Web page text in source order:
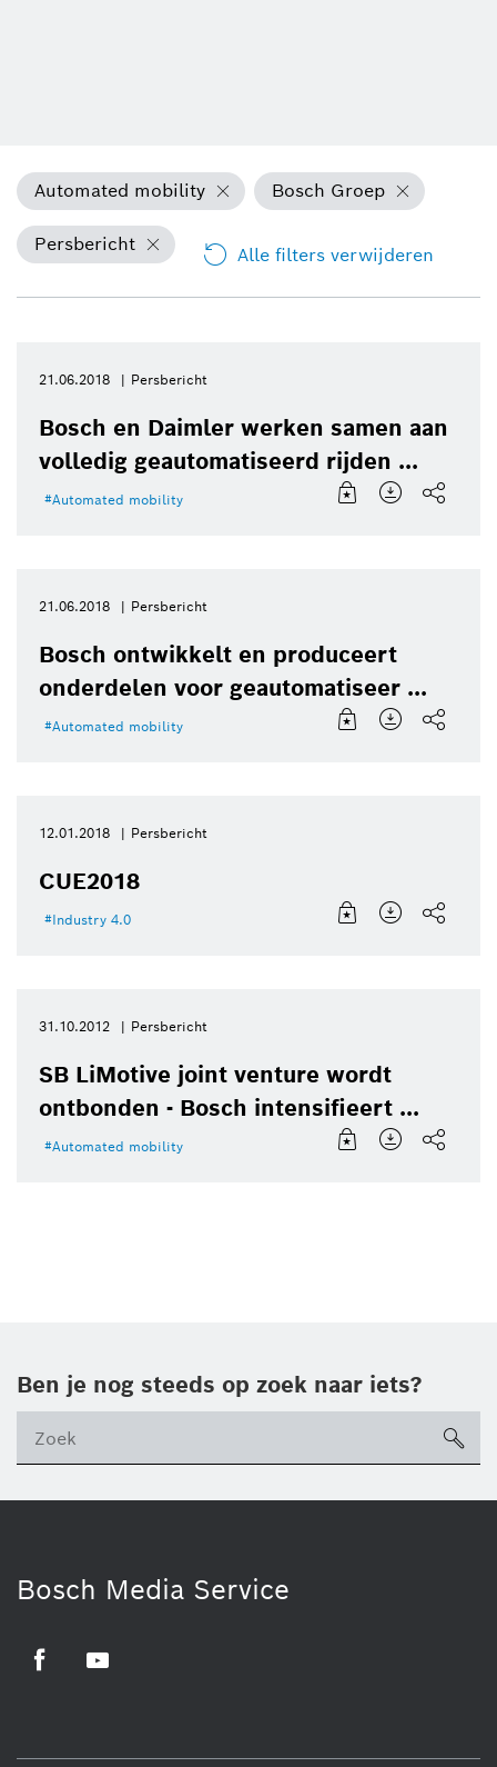
Automated mobility Bosch Groep
Persbericht Alle filters verwijderen
21.06.2018 Persbericht
Bosch en Daimler werken samen aan
volledig geautomatiseerd rijden ...
Automated mobility
21.06.2018 Persbericht
Bosch ontwikkelt en produceert
onderdelen voor geautomatiseer ...
Automated mobility
12.01.2018 Persbericht
CUE2018
Industry 4.0
31.10.2012 Persbericht
SB LiMotive joint venture wordt
ontbonden - Bosch intensifieert ...
Automated mobility
Ben je nog steeds op zoek naar iets?
Bosch Media Service